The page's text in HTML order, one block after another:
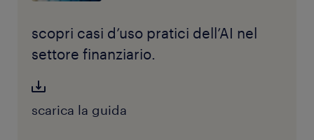
scopri casi d’uso pratici dell’AI nel
settore finanziario.
scarica la guida